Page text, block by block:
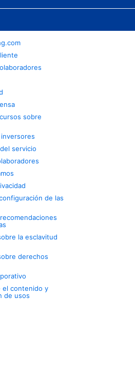
sobre
servicio
de las
la esclavitud
derechos
el contenido y
de usos